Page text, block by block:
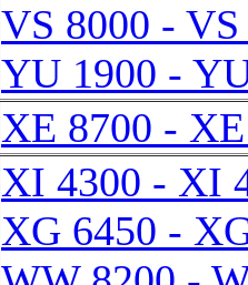
VS 8000 - VS
YU 1900 -
XE 8700 -
XI 4300 - XI
XG 6450 -